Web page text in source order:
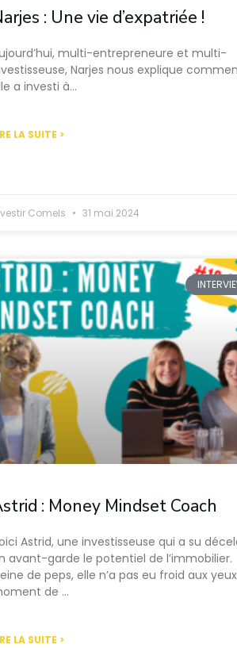
: Une vie d’expatriée !
multi-entrepreneure et multi-
Narjes nous explique
a investi à…
LA SUITE >
Comels 31 mai 2024
: Money Mindset Coach
Astrid, une investisseuse qui a su
avant-garde le potentiel de l’immobilier.
de peps, elle n’a pas eu froid aux
de …
LA SUITE >